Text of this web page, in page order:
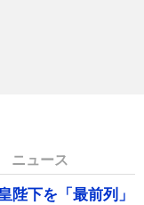
ニュース
陛下を「最前列」